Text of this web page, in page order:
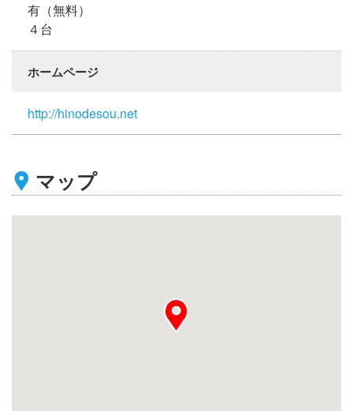
有（無料）
４台
ホームページ
http://hinodesou.net
マップ